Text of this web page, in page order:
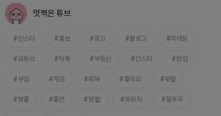
멋쩍은 튜브
인스타 홍보 광고 블로그 마케팅
유튜브 틱톡 부동산 인스타 창업
부업 게임 페북 좋아요 맞팔
맞좋 좋반 맞핱 트위치 팔로우